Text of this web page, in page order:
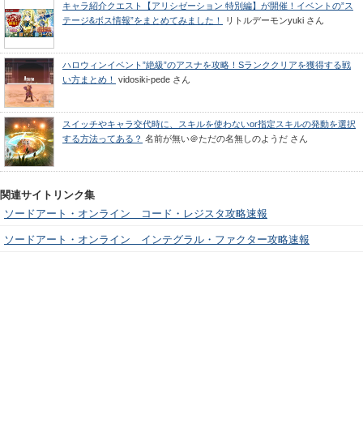
キャラ紹介クエスト【アリシゼーション 特別編】が開催！イベントの”ス
テージ&ボス情報”をまとめてみました！
リトルデーモンyuki さん
ハロウィンイベント”絶級”のアスナを攻略！Sランククリアを獲得する戦
い方まとめ！
vidosiki-pede さん
スイッチやキャラ交代時に、スキルを使わないor指定スキルの発動を選択
する方法ってある？ 名前が無い＠ただの名無しのようだ さん
関連サイトリンク集
ソードアート・オンライン コード・レジスタ攻略速報
ソードアート・オンライン インテグラル・ファクター攻略速報